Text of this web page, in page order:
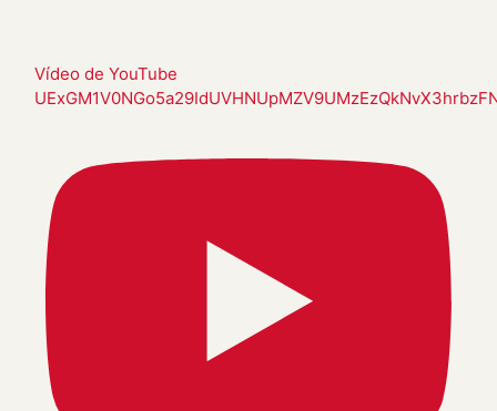
Vídeo de YouTube